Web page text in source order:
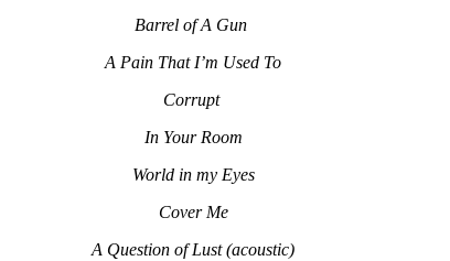
Barrel of A Gun
A Pain That I’m Used To
Corrupt
In Your Room
World in my Eyes
Cover Me
A Question of Lust (acoustic)